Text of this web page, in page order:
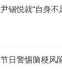
尹锡悦就“自身不
节日警惕脑梗风